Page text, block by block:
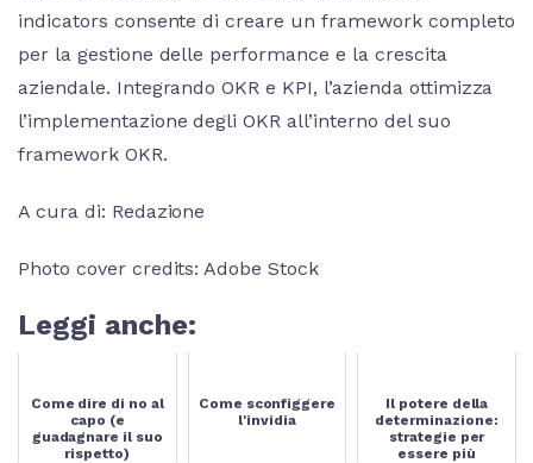
indicators consente di creare un framework completo
per la gestione delle performance e la crescita
aziendale. Integrando OKR e KPI, l’azienda ottimizza
l’implementazione degli OKR all’interno del suo
framework OKR.
A cura di: Redazione
Photo cover credits: Adobe Stock
Leggi anche:
Come dire di no al
capo (e
guadagnare il suo
rispetto)
Come sconfiggere
l'invidia
Il potere della
determinazione:
strategie per
essere più